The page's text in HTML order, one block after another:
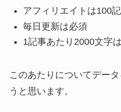
アフィリエイトは100
毎日更新は必須
1記事あたり2000文字
このあたりについてデー
うと思います。